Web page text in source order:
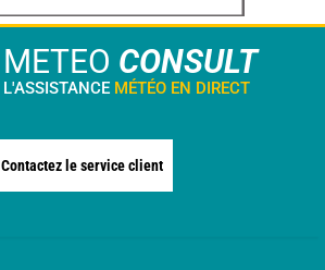
METEO CONSULT
L'ASSISTANCE MÉTÉO EN DIRECT
Contactez le service client